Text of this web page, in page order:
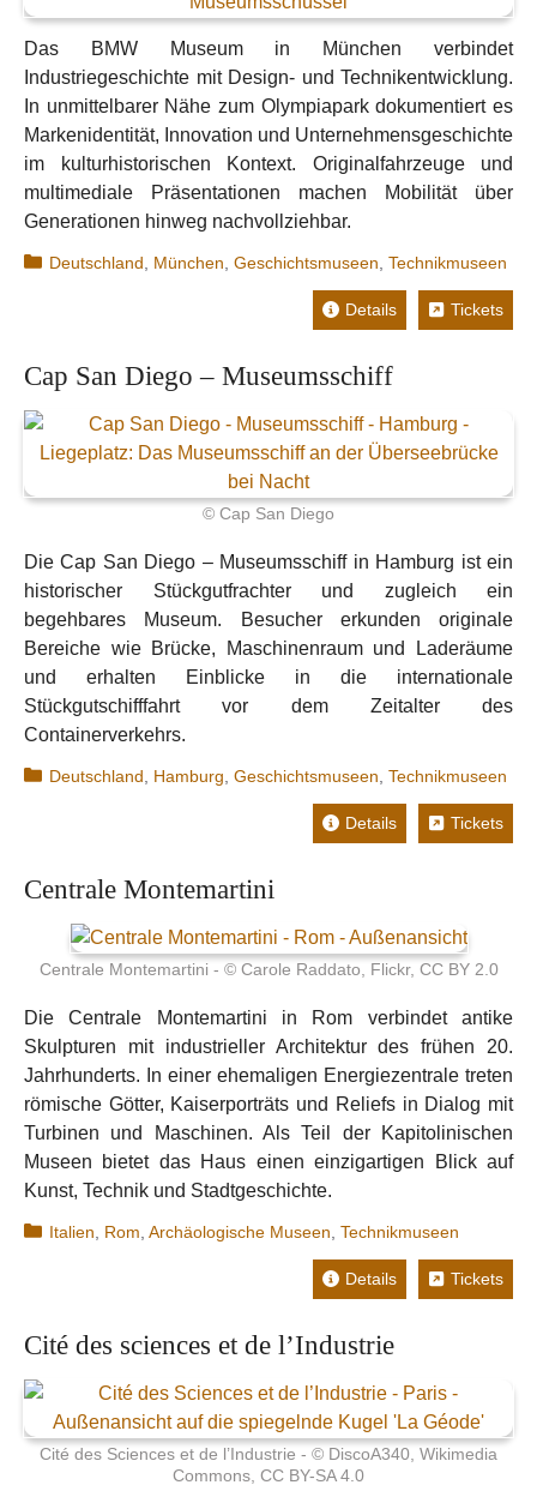
Das BMW Museum in München verbindet
Industriegeschichte mit Design- und Technikentwicklung.
In unmittelbarer Nähe zum Olympiapark dokumentiert es
Markenidentität, Innovation und Unternehmensgeschichte
im kulturhistorischen Kontext. Originalfahrzeuge und
multimediale Präsentationen machen Mobilität über
Generationen hinweg nachvollziehbar.
Kategorien
Deutschland München ,Geschichtsmuseen ,Technikmuseen
Details Tickets
Cap San Diego – Museumsschiff
© Cap San Diego
Die Cap San Diego – Museumsschiff in Hamburg ist ein
historischer Stückgutfrachter und zugleich ein
begehbares Museum. Besucher erkunden originale
Bereiche wie Brücke, Maschinenraum und Laderäume
und erhalten Einblicke in die internationale
Stückgutschifffahrt vor dem Zeitalter des
Containerverkehrs.
Kategorien
Deutschland Hamburg ,Geschichtsmuseen ,Technikmuseen
Details Tickets
Centrale Montemartini
Centrale Montemartini - © Carole Raddato, Flickr, CC BY 2.0
Die Centrale Montemartini in Rom verbindet antike
Skulpturen mit industrieller Architektur des frühen 20.
Jahrhunderts. In einer ehemaligen Energiezentrale treten
römische Götter, Kaiserporträts und Reliefs in Dialog mit
Turbinen und Maschinen. Als Teil der Kapitolinischen
Museen bietet das Haus einen einzigartigen Blick auf
Kunst, Technik und Stadtgeschichte.
Kategorien
Italien Rom ,Archäologische Museen ,Technikmuseen
Details Tickets
Cité des sciences et de l’Industrie
Cité des Sciences et de l’Industrie - © DiscoA340, Wikimedia
Commons, CC BY-SA 4.0